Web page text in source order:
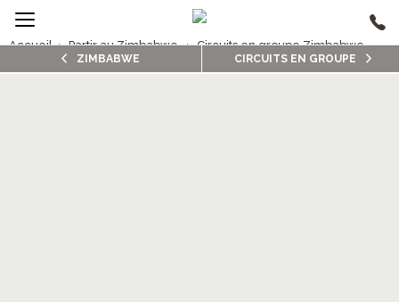
Accueil› Partir au Zimbabwe› Circuits en groupe Zimbabwe
2/5
ZIMBABWE CIRCUITS EN GROUPE